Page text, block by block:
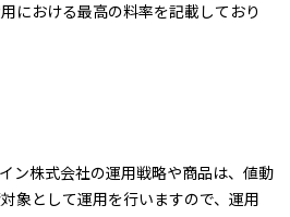
における最高の料率を記載しており
ン株式会社の運用戦略や商品は、値動
象として運用を行いますので、運用